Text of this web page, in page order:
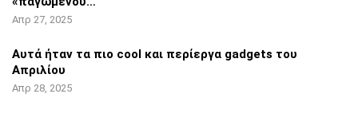
Απρ 27, 2025
Αυτά ήταν τα πιο cool και περίεργα gadgets του
Απριλίου
Απρ 28, 2025